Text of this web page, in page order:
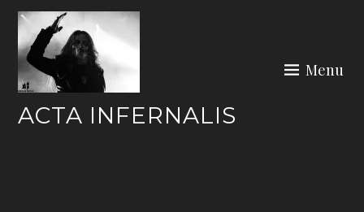
Skip
content
ACTA INFERNALIS
Menu